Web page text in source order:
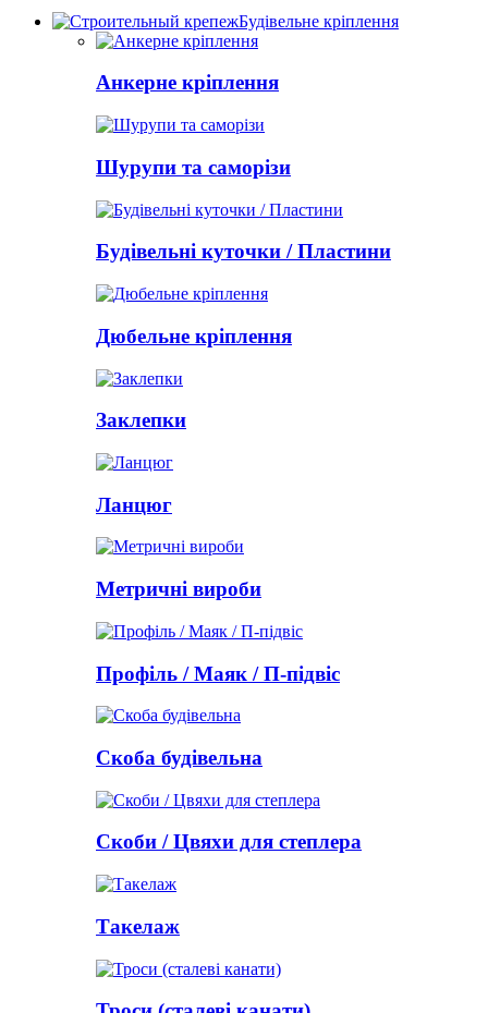
Будівельне кріплення
Анкерне кріплення
Шурупи та саморізи
Будівельні куточки / Пластини
Дюбельне кріплення
Заклепки
Ланцюг
Метричні вироби
Профіль / Маяк / П-підвіс
Скоба будівельна
Скоби / Цвяхи для степлера
Такелаж